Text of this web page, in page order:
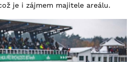
je i zájmem majitele areálu.